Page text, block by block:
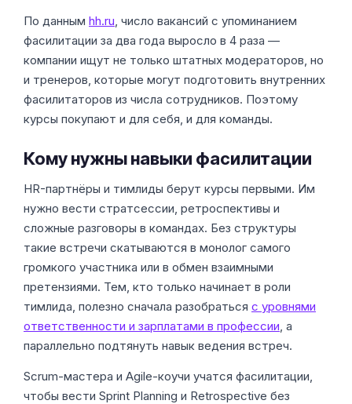
По данным hh.ru, число вакансий с упоминанием
фасилитации за два года выросло в 4 раза —
компании ищут не только штатных модераторов, но
и тренеров, которые могут подготовить внутренних
фасилитаторов из числа сотрудников. Поэтому
курсы покупают и для себя, и для команды.
Кому нужны навыки фасилитации
HR-партнёры и тимлиды берут курсы первыми. Им
нужно вести стратсессии, ретроспективы и
сложные разговоры в командах. Без структуры
такие встречи скатываются в монолог самого
громкого участника или в обмен взаимными
претензиями. Тем, кто только начинает в роли
тимлида, полезно сначала разобраться с уровнями
ответственности и зарплатами в профессии, а
параллельно подтянуть навык ведения встреч.
Scrum-мастера и Agile-коучи учатся фасилитации,
чтобы вести Sprint Planning и Retrospective без